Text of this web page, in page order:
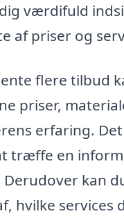
værdifuld
af priser og
flere tilbud
priser,
erfaring.
træffe en
kan
hvilke services